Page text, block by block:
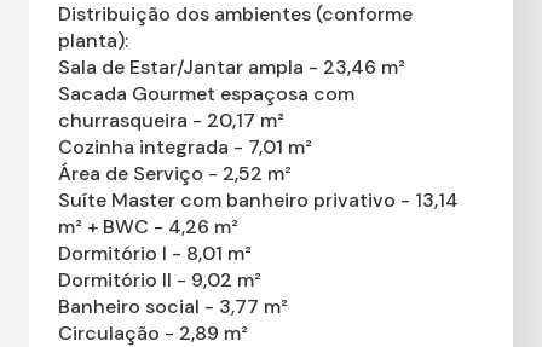
Distribuição dos ambientes (conforme
planta):
Sala de Estar/Jantar ampla - 23,46 m²
Sacada Gourmet espaçosa com
churrasqueira - 20,17 m²
Cozinha integrada - 7,01 m²
Área de Serviço - 2,52 m²
Suíte Master com banheiro privativo - 13,14
m² + BWC - 4,26 m²
Dormitório I - 8,01 m²
Dormitório II - 9,02 m²
Banheiro social - 3,77 m²
Circulação - 2,89 m²